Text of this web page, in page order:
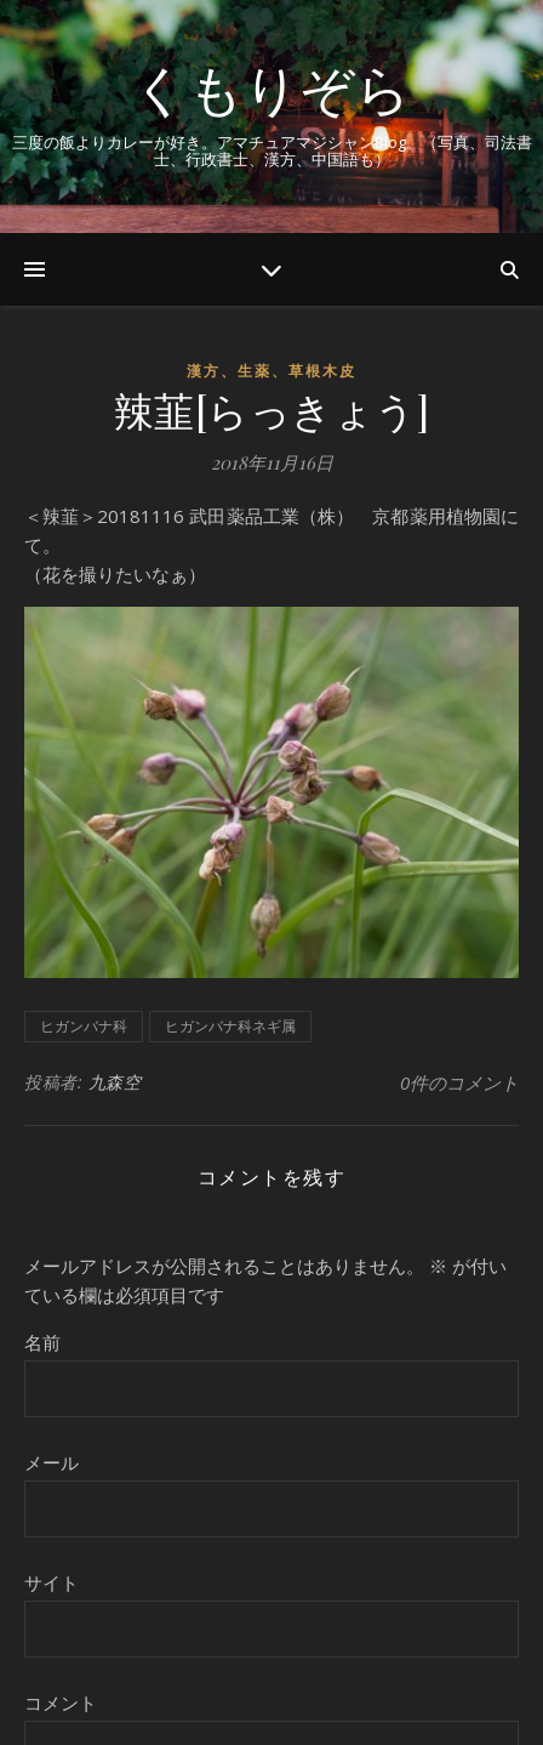
くもりぞら
三度の飯よりカレーが好き。アマチュアマジシャンBlog。（写真、司法書
士、行政書士、漢方、中国語も）
漢方、生薬、草根木皮
辣韮[らっきょう]
2018年11月16日
＜辣韮＞20181116 武田薬品工業（株） 京都薬用植物園に
て。
（花を撮りたいなぁ）
ヒガンバナ科 ヒガンバナ科ネギ属
投稿者: 九森空 0件のコメント
コメントを残す
メールアドレスが公開されることはありません。 ※ が付い
ている欄は必須項目です
名前
メール
サイト
コメント